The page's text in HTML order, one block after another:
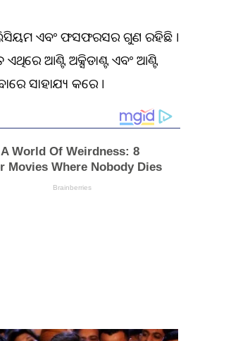
ଏବଂ ଫସଫରସର ଗୁଣ ରହିଛି ।
ଆଣ୍ଟି ଅକ୍ସିଡାଣ୍ଟ ଏବଂ ଆଣ୍ଟି
ସାହାଯ୍ୟ କରେ ।